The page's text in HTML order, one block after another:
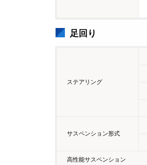
足回り
ステアリング
サスペンション形式
高性能サスペンション